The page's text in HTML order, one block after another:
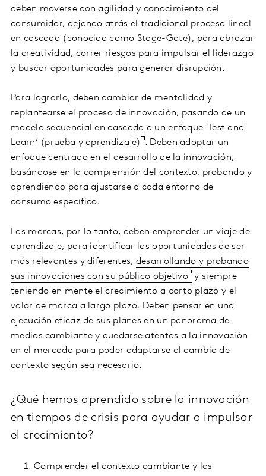
deben moverse con agilidad y conocimiento del
consumidor, dejando atrás el tradicional proceso lineal
en cascada (conocido como Stage-Gate), para abrazar
la creatividad, correr riesgos para impulsar el liderazgo
y buscar oportunidades para generar disrupción.
Para lograrlo, deben cambiar de mentalidad y
replantearse el proceso de innovación, pasando de un
modelo secuencial en cascada a un enfoque 'Test and
Learn’ (prueba y aprendizaje) . Deben adoptar un
enfoque centrado en el desarrollo de la innovación,
basándose en la comprensión del contexto, probando y
aprendiendo para ajustarse a cada entorno de
consumo específico.
Las marcas, por lo tanto, deben emprender un viaje de
aprendizaje, para identificar las oportunidades de ser
más relevantes y diferentes, desarrollando y probando
sus innovaciones con su público objetivo
y siempre
teniendo en mente el crecimiento a corto plazo y el
valor de marca a largo plazo. Deben pensar en una
ejecución eficaz de sus planes en un panorama de
medios cambiante y quedarse atentas a la innovación
en el mercado para poder adaptarse al cambio de
contexto según sea necesario.
¿Qué hemos aprendido sobre la innovación
en tiempos de crisis para ayudar a impulsar
el crecimiento?
Comprender el contexto cambiante y las